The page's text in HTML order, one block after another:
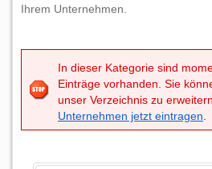
Ihrem Unternehmen.
In dieser Kategorie sind
Einträge vorhanden. Sie
unser Verzeichnis zu
Unternehmen jetzt eintragen